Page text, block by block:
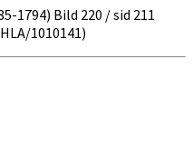
1794) Bild 220 / sid 211
1010141)